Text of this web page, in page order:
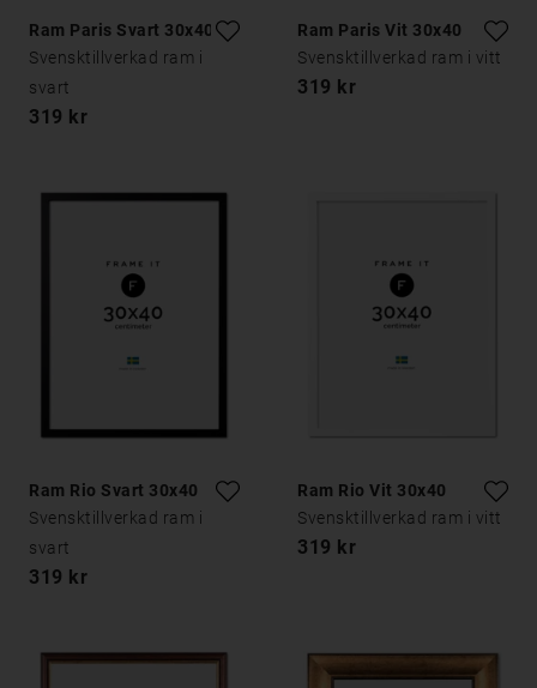
Ram Paris Svart 30x40
Svensktillverkad ram i
svart
319 kr
Ram Paris Vit 30x40
Svensktillverkad ram i vitt
319 kr
Ram Rio Svart 30x40
Svensktillverkad ram i
svart
319 kr
Ram Rio Vit 30x40
Svensktillverkad ram i vitt
319 kr